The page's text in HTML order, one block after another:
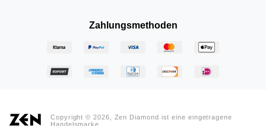
Zahlungsmethoden
Copyright © 2026, Zen Diamond ist eine eingetragene
Handelsmarke.